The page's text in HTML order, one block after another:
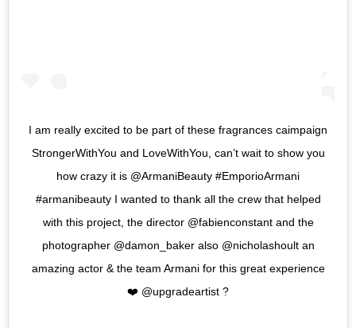
I am really excited to be part of these fragrances caimpaign
StrongerWithYou and LoveWithYou, can’t wait to show you
how crazy it is @ArmaniBeauty #EmporioArmani
#armanibeauty I wanted to thank all the crew that helped
with this project, the director @fabienconstant and the
photographer @damon_baker also @nicholashoult an
amazing actor & the team Armani for this great experience
❤️ @upgradeartist ?